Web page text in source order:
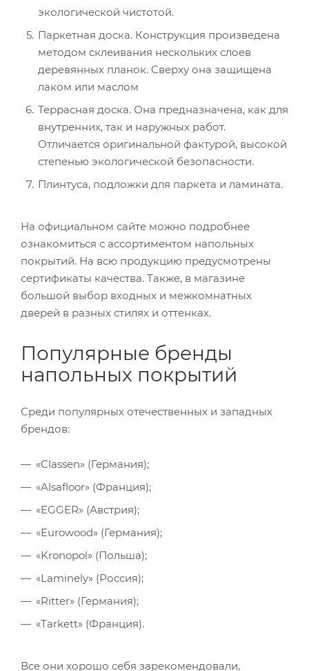
Сочи, ул. Авиационная, д.19А
Ставрополь, пр. Российский, д.17
+7 (905) 441-75-47
Тюмень, ул. Московский тракт, д.132
Ханты-Мансийск, ул. Красноармейская, д.24
+7 (912) 936-17-17
экологической чистотой.
Паркетная доска. Конструкция произведена
методом склеивания нескольких слоев
деревянных планок. Сверху она защищена
лаком или маслом
Террасная доска. Она предназначена, как для
внутренних, так и наружных работ.
Отличается оригинальной фактурой, высокой
степенью экологической безопасности.
Плинтуса, подложки для паркета и ламината.
На официальном сайте можно подробнее
ознакомиться с ассортиментом напольных
покрытий. На всю продукцию предусмотрены
сертификаты качества. Также, в магазине
большой выбор входных и межкомнатных
дверей в разных стилях и оттенках.
Популярные бренды
напольных покрытий
Среди популярных отечественных и западных
брендов:
«Classen» (Германия);
«Alsafloor» (Франция);
«EGGER» (Австрия);
«Eurowood» (Германия);
«Kronopol» (Польша);
«Laminely» (Россия);
«Ritter» (Германия);
«Tarkett» (Франция).
Все они хорошо себя зарекомендовали,